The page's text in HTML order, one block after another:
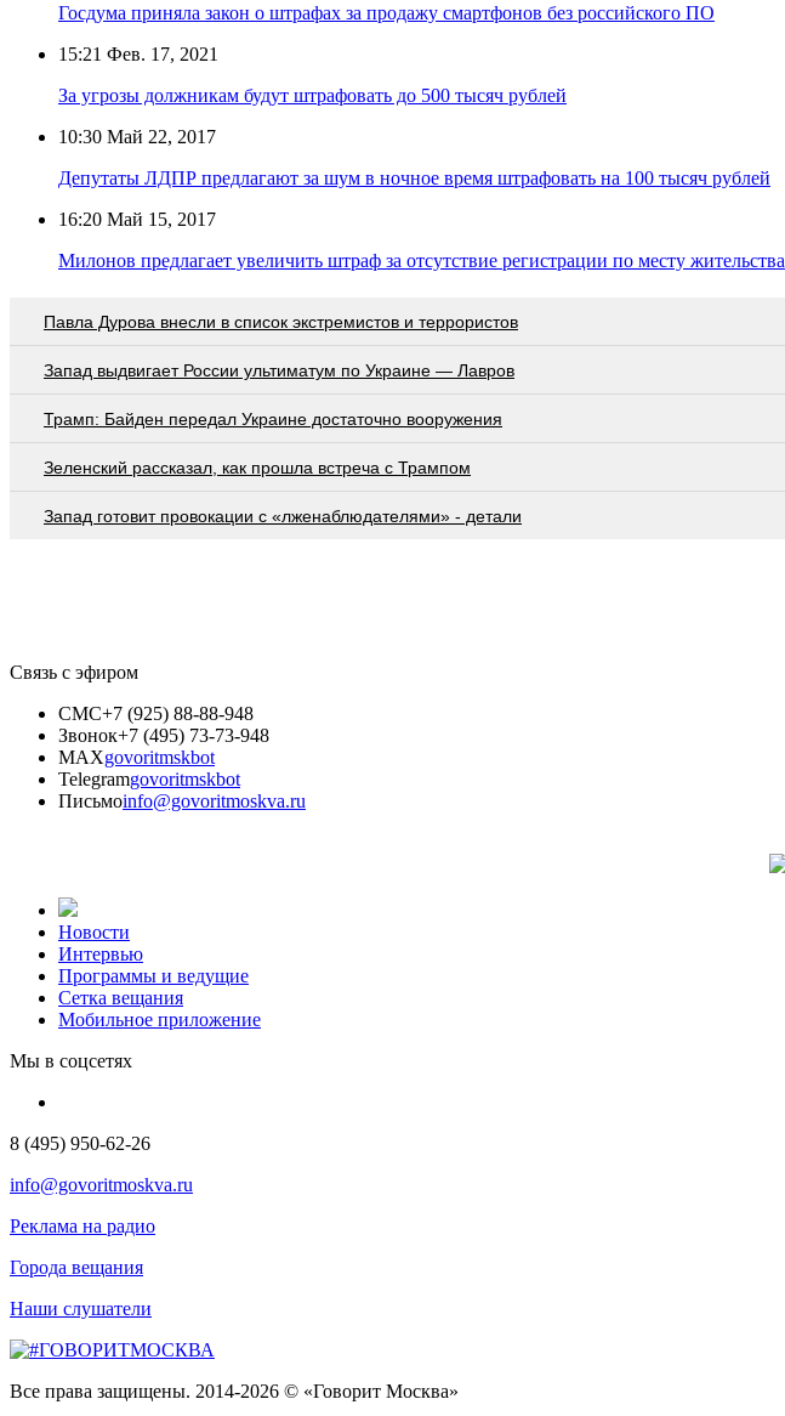
Госдума приняла закон о штрафах за продажу смартфонов без российского ПО
15:21 Фев. 17, 2021
За угрозы должникам будут штрафовать до 500 тысяч рублей
10:30 Май 22, 2017
Депутаты ЛДПР предлагают за шум в ночное время штрафовать на 100 тысяч рублей
16:20 Май 15, 2017
Милонов предлагает увеличить штраф за отсутствие регистрации по месту жительства
Павла Дурова внесли в список экстремистов и террористов
Запад выдвигает России ультиматум по Украине — Лавров
Трамп: Байден передал Украине достаточно вооружения
Зеленский рассказал, как прошла встреча с Трампом
Запад готовит провокации с «лженаблюдателями» - детали
Связь с эфиром
СМС+7 (925) 88-88-948
Звонок+7 (495) 73-73-948
MAXgovoritmskbot
Telegramgovoritmskbot
Письмоinfo@govoritmoskva.ru
Новости
Интервью
Программы и ведущие
Сетка вещания
Мобильное приложение
Мы в соцсетях
8 (495) 950-62-26
info@govoritmoskva.ru
Реклама на радио
Города вещания
Наши слушатели
Все права защищены. 2014-2026 © «Говорит Москва»